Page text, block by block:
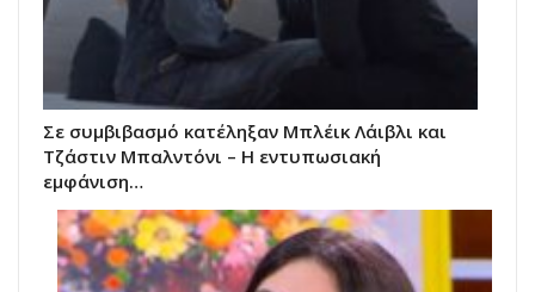
Σε συμβιβασμό κατέληξαν Μπλέικ Λάιβλι και
Τζάστιν Μπαλντόνι – Η εντυπωσιακή
εμφάνιση…